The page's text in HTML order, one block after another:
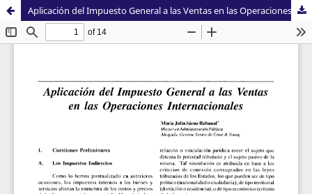
Aplicación del Impuesto General a las Ventas en las Operaciones Internacionales